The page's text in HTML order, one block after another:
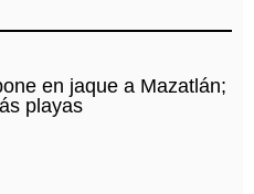
en jaque a Mazatlán;
playas